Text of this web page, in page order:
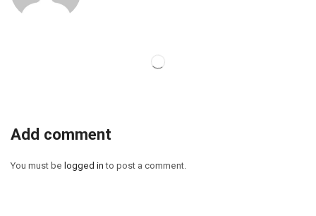
Add comment
You must be logged in to post a comment.